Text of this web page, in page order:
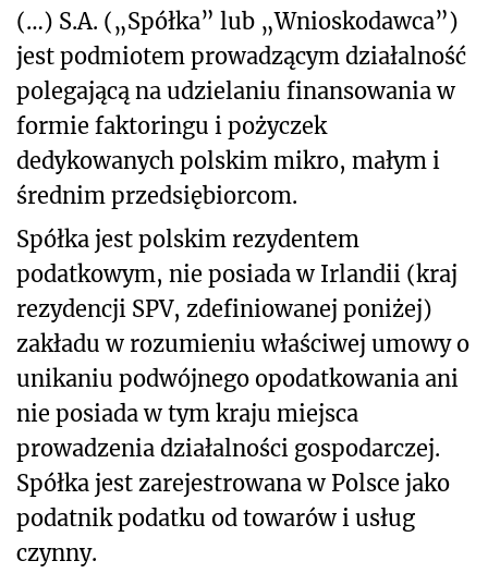
(…) S.A. („Spółka” lub „Wnioskodawca”)
jest podmiotem prowadzącym działalność
polegającą na udzielaniu finansowania w
formie faktoringu i pożyczek
dedykowanych polskim mikro, małym i
średnim przedsiębiorcom.
Spółka jest polskim rezydentem
podatkowym, nie posiada w Irlandii (kraj
rezydencji SPV, zdefiniowanej poniżej)
zakładu w rozumieniu właściwej umowy o
unikaniu podwójnego opodatkowania ani
nie posiada w tym kraju miejsca
prowadzenia działalności gospodarczej.
Spółka jest zarejestrowana w Polsce jako
podatnik podatku od towarów i usług
czynny.